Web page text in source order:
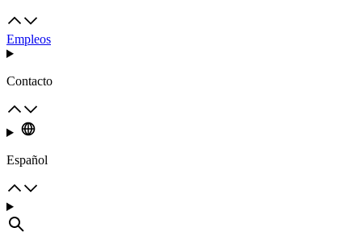
Empleos
Contacto
Español